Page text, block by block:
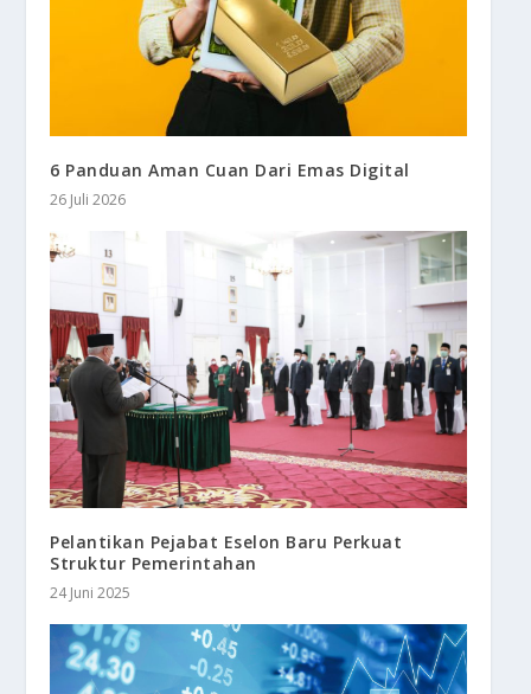
6 Panduan Aman Cuan Dari Emas Digital
26 Juli 2026
Pelantikan Pejabat Eselon Baru Perkuat
Struktur Pemerintahan
24 Juni 2025